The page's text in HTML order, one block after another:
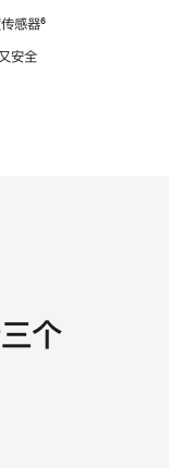
感器脚
⁶
安全
个